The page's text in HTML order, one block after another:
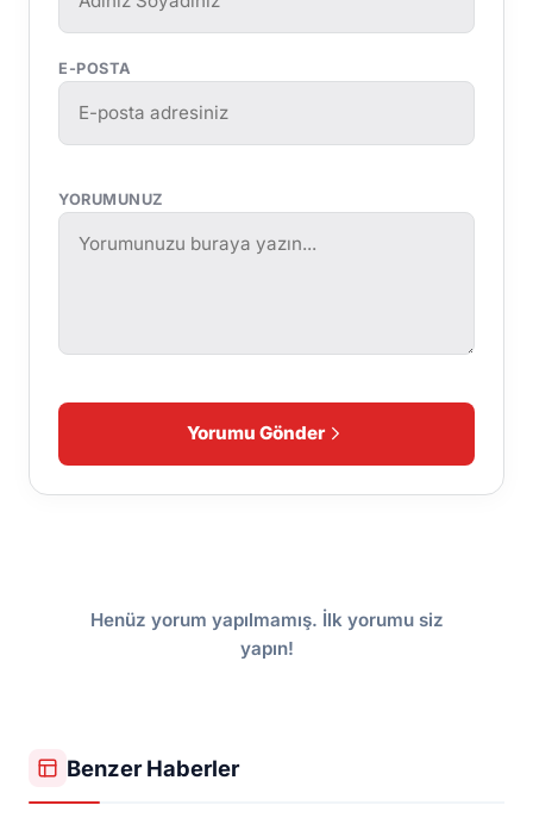
E-POSTA
YORUMUNUZ
Yorumu Gönder
Henüz yorum yapılmamış. İlk yorumu siz
yapın!
Benzer Haberler